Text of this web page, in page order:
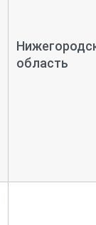
область